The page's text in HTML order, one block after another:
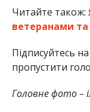
Читайте також:
ветеранами та
Підписуйтесь
пропустити
Головне фото –